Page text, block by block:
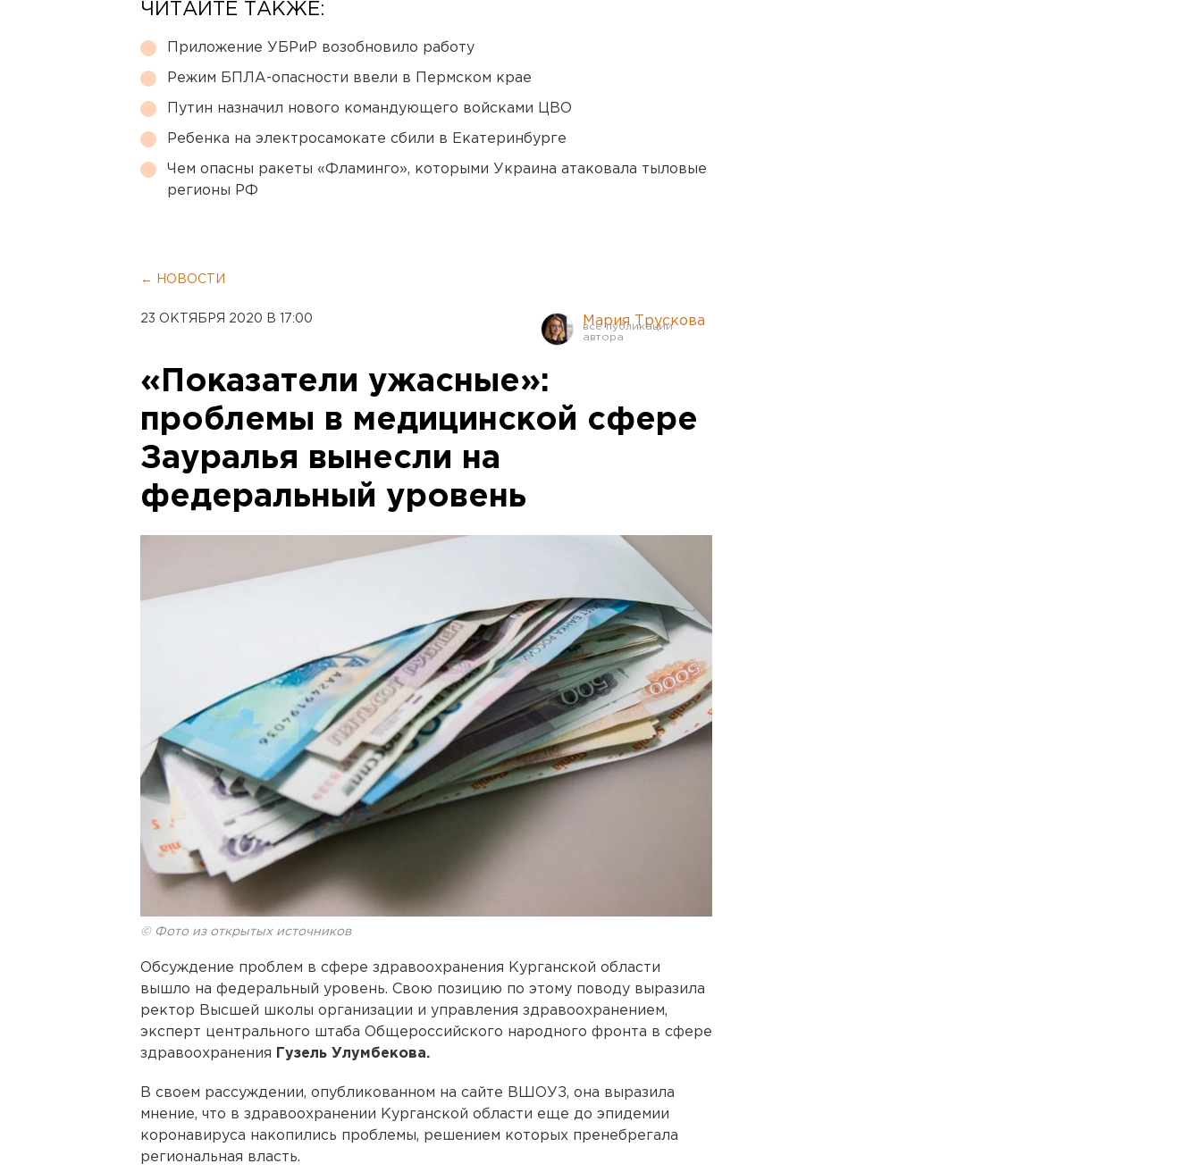
ЧИТАЙТЕ ТАКЖЕ:
Приложение УБРиР возобновило работу
Режим БПЛА-опасности ввели в Пермском крае
Путин назначил нового командующего войсками ЦВО
Ребенка на электросамокате сбили в Екатеринбурге
Чем опасны ракеты «Фламинго», которыми Украина атаковала тыловые
регионы РФ
← НОВОСТИ
23 ОКТЯБРЯ 2020 В 17:00 Мария Трускова
«Показатели ужасные»:
проблемы в медицинской сфере
Зауралья вынесли на
федеральный уровень
© Фото из открытых источников
Обсуждение проблем в сфере здравоохранения Курганской области
вышло на федеральный уровень. Свою позицию по этому поводу выразила
ректор Высшей школы организации и управления здравоохранением,
эксперт центрального штаба Общероссийского народного фронта в сфере
здравоохранения
Гузель Улумбекова.
В своем рассуждении, опубликованном на сайте ВШОУЗ, она выразила
мнение, что в здравоохранении Курганской области еще до эпидемии
коронавируса накопились проблемы, решением которых пренебрегала
региональная власть.